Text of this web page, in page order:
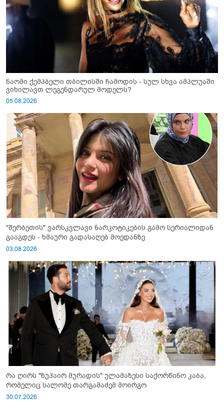
ნაომი ქემპბელი თბილისში ჩამოდის - სულ სხვა ამპლუაში
ვიხილავთ ლეგენდარულ მოდელს?
05.08.2026
"შერბეთის" ვარსკვლავი ნარკოტიკების გამო სერიალიდან
გააგდეს - ხმაური გადასაღებ მოედანზე
03.08.2026
რა ღირს "ზუჰაირ მურადის" ულამაზესი საქორწინო კაბა,
რომელიც სალომე თარგამაძემ მოირგო
30.07.2026